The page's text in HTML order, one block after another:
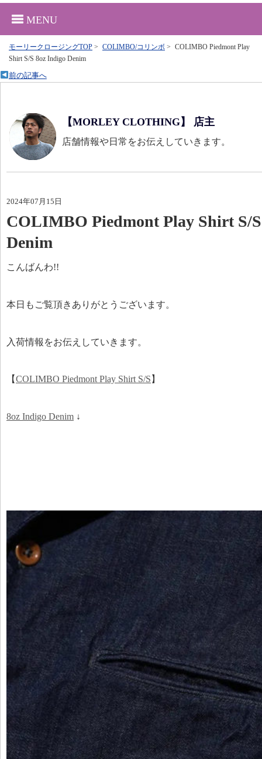
MENU
モーリークロージングTOP > COLIMBO/コリンボ > COLIMBO Piedmont Play
Shirt S/S 8oz Indigo Denim
前の記事へ
【MORLEY CLOTHING】 店主
店舗情報や日常をお伝えしていきます。
2024年07月15日
COLIMBO Piedmont Play Shirt S/
Denim
こんばんわ!!
本日もご覧頂きありがとうございます。
入荷情報をお伝えしていきます。
【COLIMBO Piedmont Play Shirt S/S 】
8oz Indigo Denim ↓